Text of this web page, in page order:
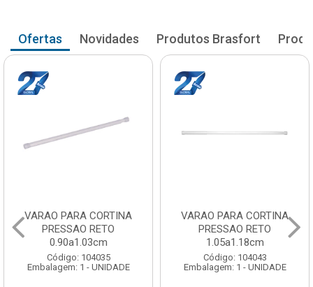
Ofertas Novidades Produtos Brasfort
VARAO PARA CORTINA
PRESSAO RETO
0.90a1.03cm
Código: 104035
Embalagem: 1 - UNIDADE
VARAO PARA CORTINA
PRESSAO RETO
1.05a1.18cm
Código: 104043
Embalagem: 1 - UNIDADE